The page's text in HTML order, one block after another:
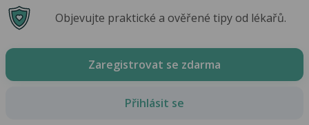
Objevujte praktické a ověřené tipy od lékařů.
Zaregistrovat se zdarma
Přihlásit se